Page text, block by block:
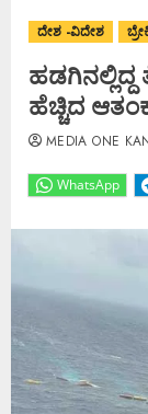
ದೇಶ -ವಿದೇಶ
ಹಡಗಿನಲ್ಲಿದ್ದ
ಹೆಚ್ಚಿದ
WhatsApp
MEDIA ONE